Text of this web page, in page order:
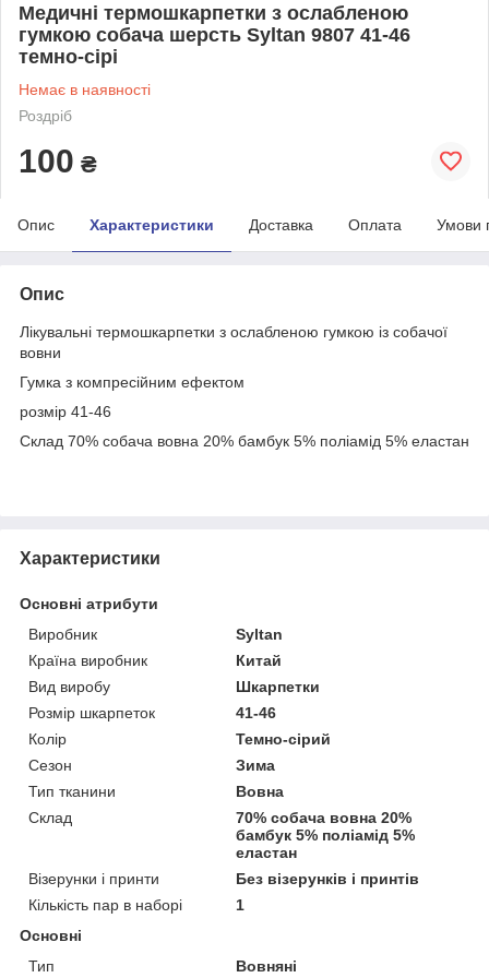
Медичні термошкарпетки з ослабленою
гумкою собача шерсть Syltan 9807 41-46
темно-сірі
Немає в наявності
Роздріб
100 ₴
Опис Характеристики Доставка Оплата Умови
Опис
Лікувальні термошкарпетки з ослабленою гумкою із собачої
вовни
Гумка з компресійним ефектом
розмір 41-46
Склад 70% собача вовна 20% бамбук 5% поліамід 5% еластан
Характеристики
Основні атрибути
Виробник
Syltan
Країна виробник
Китай
Вид виробу
Шкарпетки
Розмір шкарпеток
41-46
Колір
Темно-сірий
Сезон
Зима
Тип тканини
Вовна
Склад
70% собача вовна 20%
бамбук 5% поліамід 5%
еластан
Візерунки і принти
Без візерунків і принтів
Кількість пар в наборі
1
Основні
Тип
Вовняні